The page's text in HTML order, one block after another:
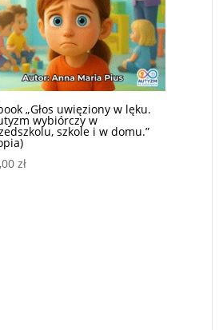
„Głos uwięziony w lęku.
wybiórczy w
szkole i w domu.”
zł